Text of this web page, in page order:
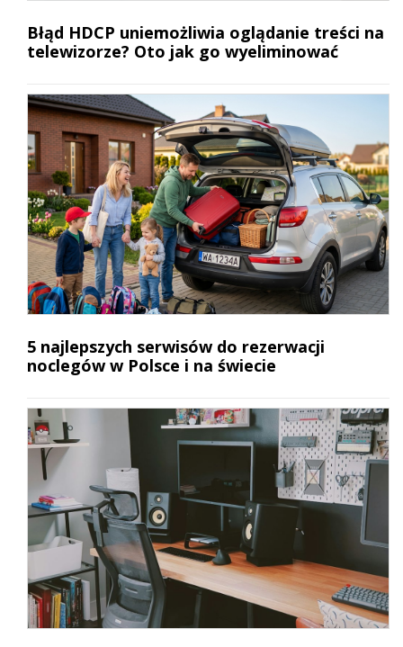
Błąd HDCP uniemożliwia oglądanie treści na
telewizorze? Oto jak go wyeliminować
5 najlepszych serwisów do rezerwacji
noclegów w Polsce i na świecie